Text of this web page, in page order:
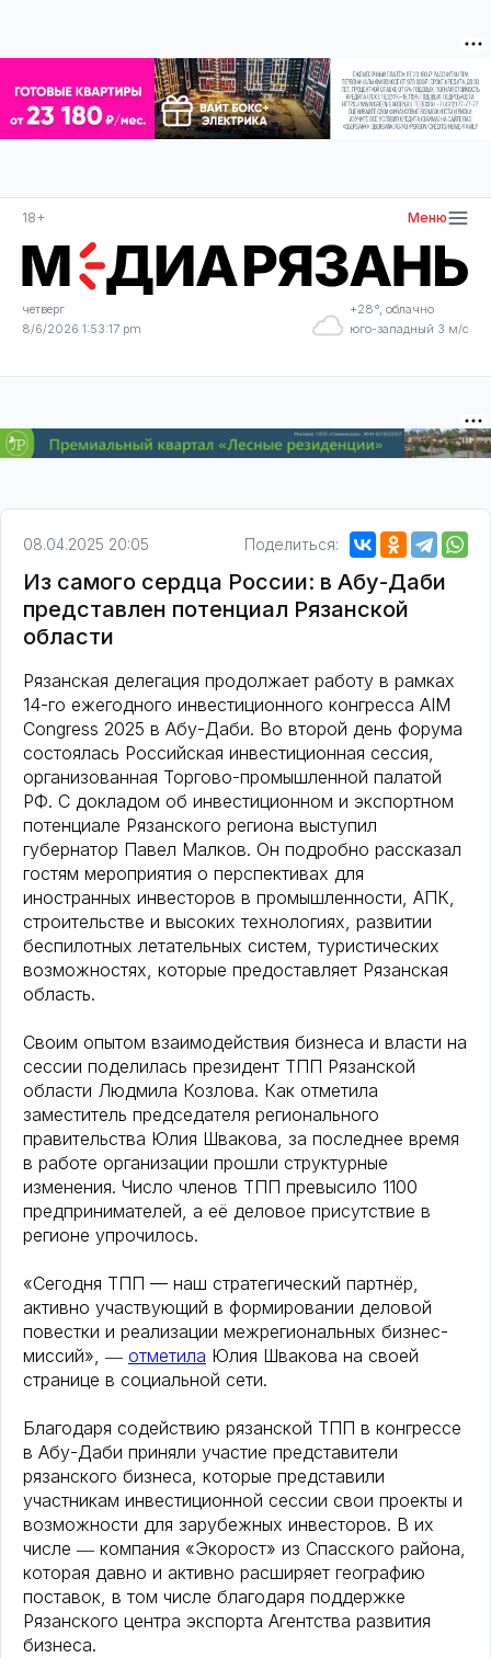
18+ Меню
четверг
8/6/2026 1:53:18 pm
+28°, облачно
юго-западный 3 м/с
08.04.2025 20:05 Поделиться:
Из самого сердца России: в Абу-Даби
представлен потенциал Рязанской
области
Рязанская делегация продолжает работу в рамках
14-го ежегодного инвестиционного конгресса AIM
Congress 2025 в Абу-Даби. Во второй день форума
состоялась Российская инвестиционная сессия,
организованная Торгово-промышленной палатой
РФ. С докладом об инвестиционном и экспортном
потенциале Рязанского региона выступил
губернатор Павел Малков. Он подробно рассказал
гостям мероприятия о перспективах для
иностранных инвесторов в промышленности, АПК,
строительстве и высоких технологиях, развитии
беспилотных летательных систем, туристических
возможностях, которые предоставляет Рязанская
область.
Своим опытом взаимодействия бизнеса и власти на
сессии поделилась президент ТПП Рязанской
области Людмила Козлова. Как отметила
заместитель председателя регионального
правительства Юлия Швакова, за последнее время
в работе организации прошли структурные
изменения. Число членов ТПП превысило 1100
предпринимателей, а её деловое присутствие в
регионе упрочилось.
«Сегодня ТПП — наш стратегический партнёр,
активно участвующий в формировании деловой
повестки и реализации межрегиональных бизнес-
миссий», ― отметила Юлия Швакова на своей
странице в социальной сети.
Благодаря содействию рязанской ТПП в конгрессе
в Абу-Даби приняли участие представители
рязанского бизнеса, которые представили
участникам инвестиционной сессии свои проекты и
возможности для зарубежных инвесторов. В их
числе ― компания «Экорост» из Спасского района,
которая давно и активно расширяет географию
поставок, в том числе благодаря поддержке
Рязанского центра экспорта Агентства развития
бизнеса.